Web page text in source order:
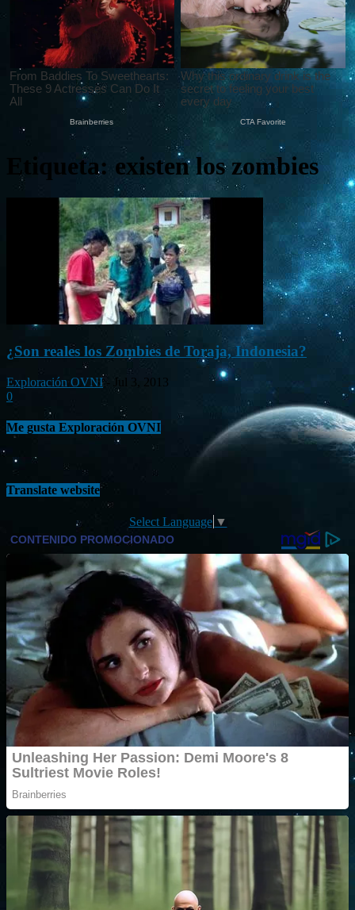
Etiqueta: existen los zombies
¿Son reales los Zombies de Toraja, Indonesia?
Exploración OVNI -
Jul 3, 2013
0
Me gusta Exploración OVNI
Translate website
Select Language ▼